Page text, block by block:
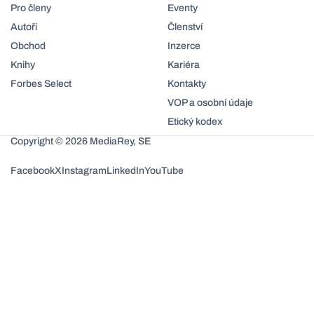
Pro členy
Autoři
Obchod
Knihy
Forbes Select
Eventy
Členství
Inzerce
Kariéra
Kontakty
VOP a osobní údaje
Etický kodex
Copyright © 2026 MediaRey, SE
FacebookXInstagramLinkedInYouTube